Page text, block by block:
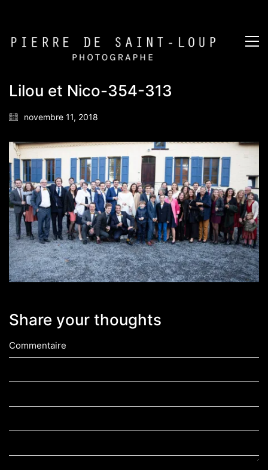
Lilou et Nico-354-313
novembre 11, 2018
Share your thoughts
Commentaire